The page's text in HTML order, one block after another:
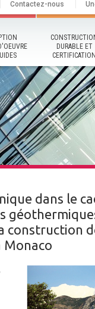
Contactez-nous
DURABLE ET
dans le
construction
Monaco